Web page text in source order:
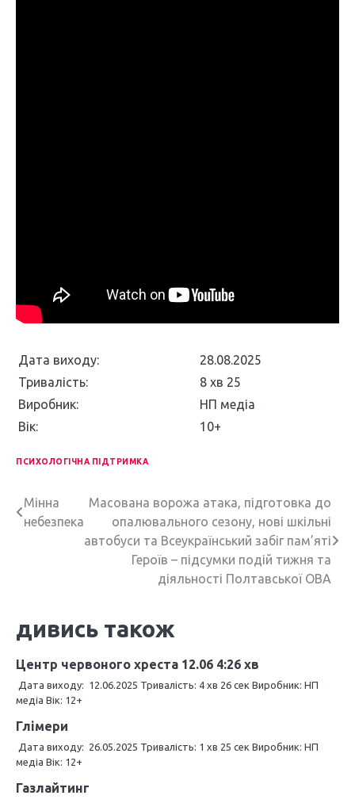
Дата виходу:
28.08.2025
Тривалість:
8 хв 25
Виробник:
НП медіа
Вік:
10+
ПСИХОЛОГІЧНА ПІДТРИМКА
Н
г
а
ц
і
я
з
а
Мінна
небезпека
Масована ворожа атака, підготовка до
опалювального сезону, нові шкільні
автобуси та Всеукраїнський забіг пам’яті
Героїв – підсумки подій тижня та
діяльності Полтавської ОВА
дивись також
Центр червоного хреста 12.06 4:26 хв
Дата виходу: 12.06.2025 Тривалість: 4 хв 26 сек Виробник: НП
медіа Вік: 12+
Глімери
Дата виходу: 26.05.2025 Тривалість: 1 хв 25 сек Виробник: НП
медіа Вік: 12+
Газлайтинг